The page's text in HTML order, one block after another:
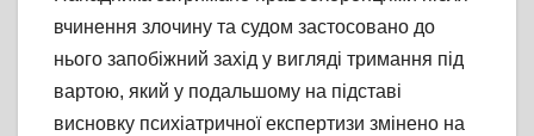
вчинення злочину та судом застосовано до
нього запобіжний захід у вигляді тримання під
вартою, який у подальшому на підставі
висновку психіатричної експертизи змінено на